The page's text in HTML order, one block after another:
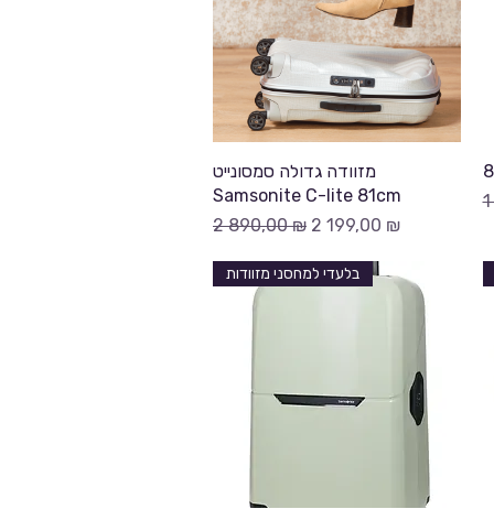
Быстрый просмотр
מזוודה גדולה סמסונייט
Samsonite C-lite 81cm
Обычная цена
2 890,00 ₪ Цена со скидкой
2 199,00 ₪
בלעדי למחסני מזוודות